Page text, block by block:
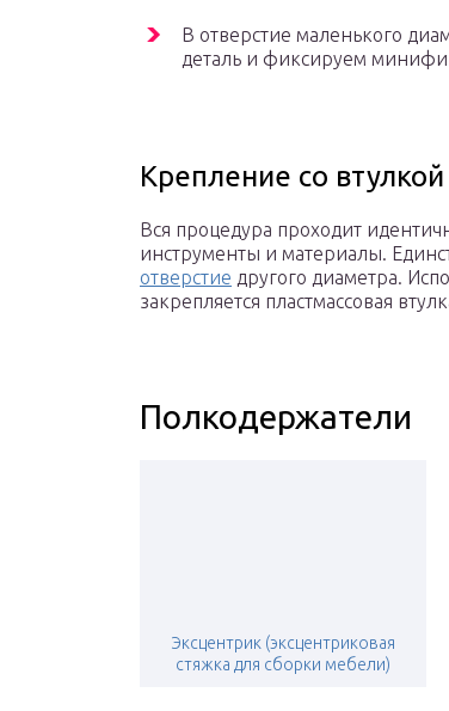
В отверстие маленького
деталь и фиксируем
Крепление со втулкой
Вся процедура проходит
инструменты и материалы.
отверстие другого диаметра.
закрепляется пластмассовая
Полкодержатели
Эксцентрик (эксцентриковая
стяжка для сборки мебели)